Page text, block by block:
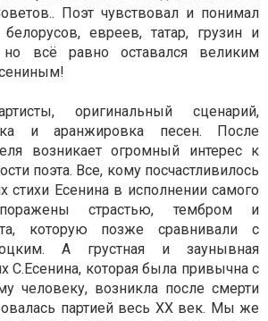
Поэт чувствовал и понимал
евреев, татар, грузин и
но всё равно оставался великим
оригинальный сценарий,
и аранжировка песен. После
возникает огромный интерес к
поэта. Все, кому посчастливилось
стихи Есенина в исполнении самого
страстью, тембром и
которую позже сравнивали с
А грустная и заунывная
С.Есенина, которая была привычна с
человеку, возникла после смерти
партией весь ХХ век. Мы же